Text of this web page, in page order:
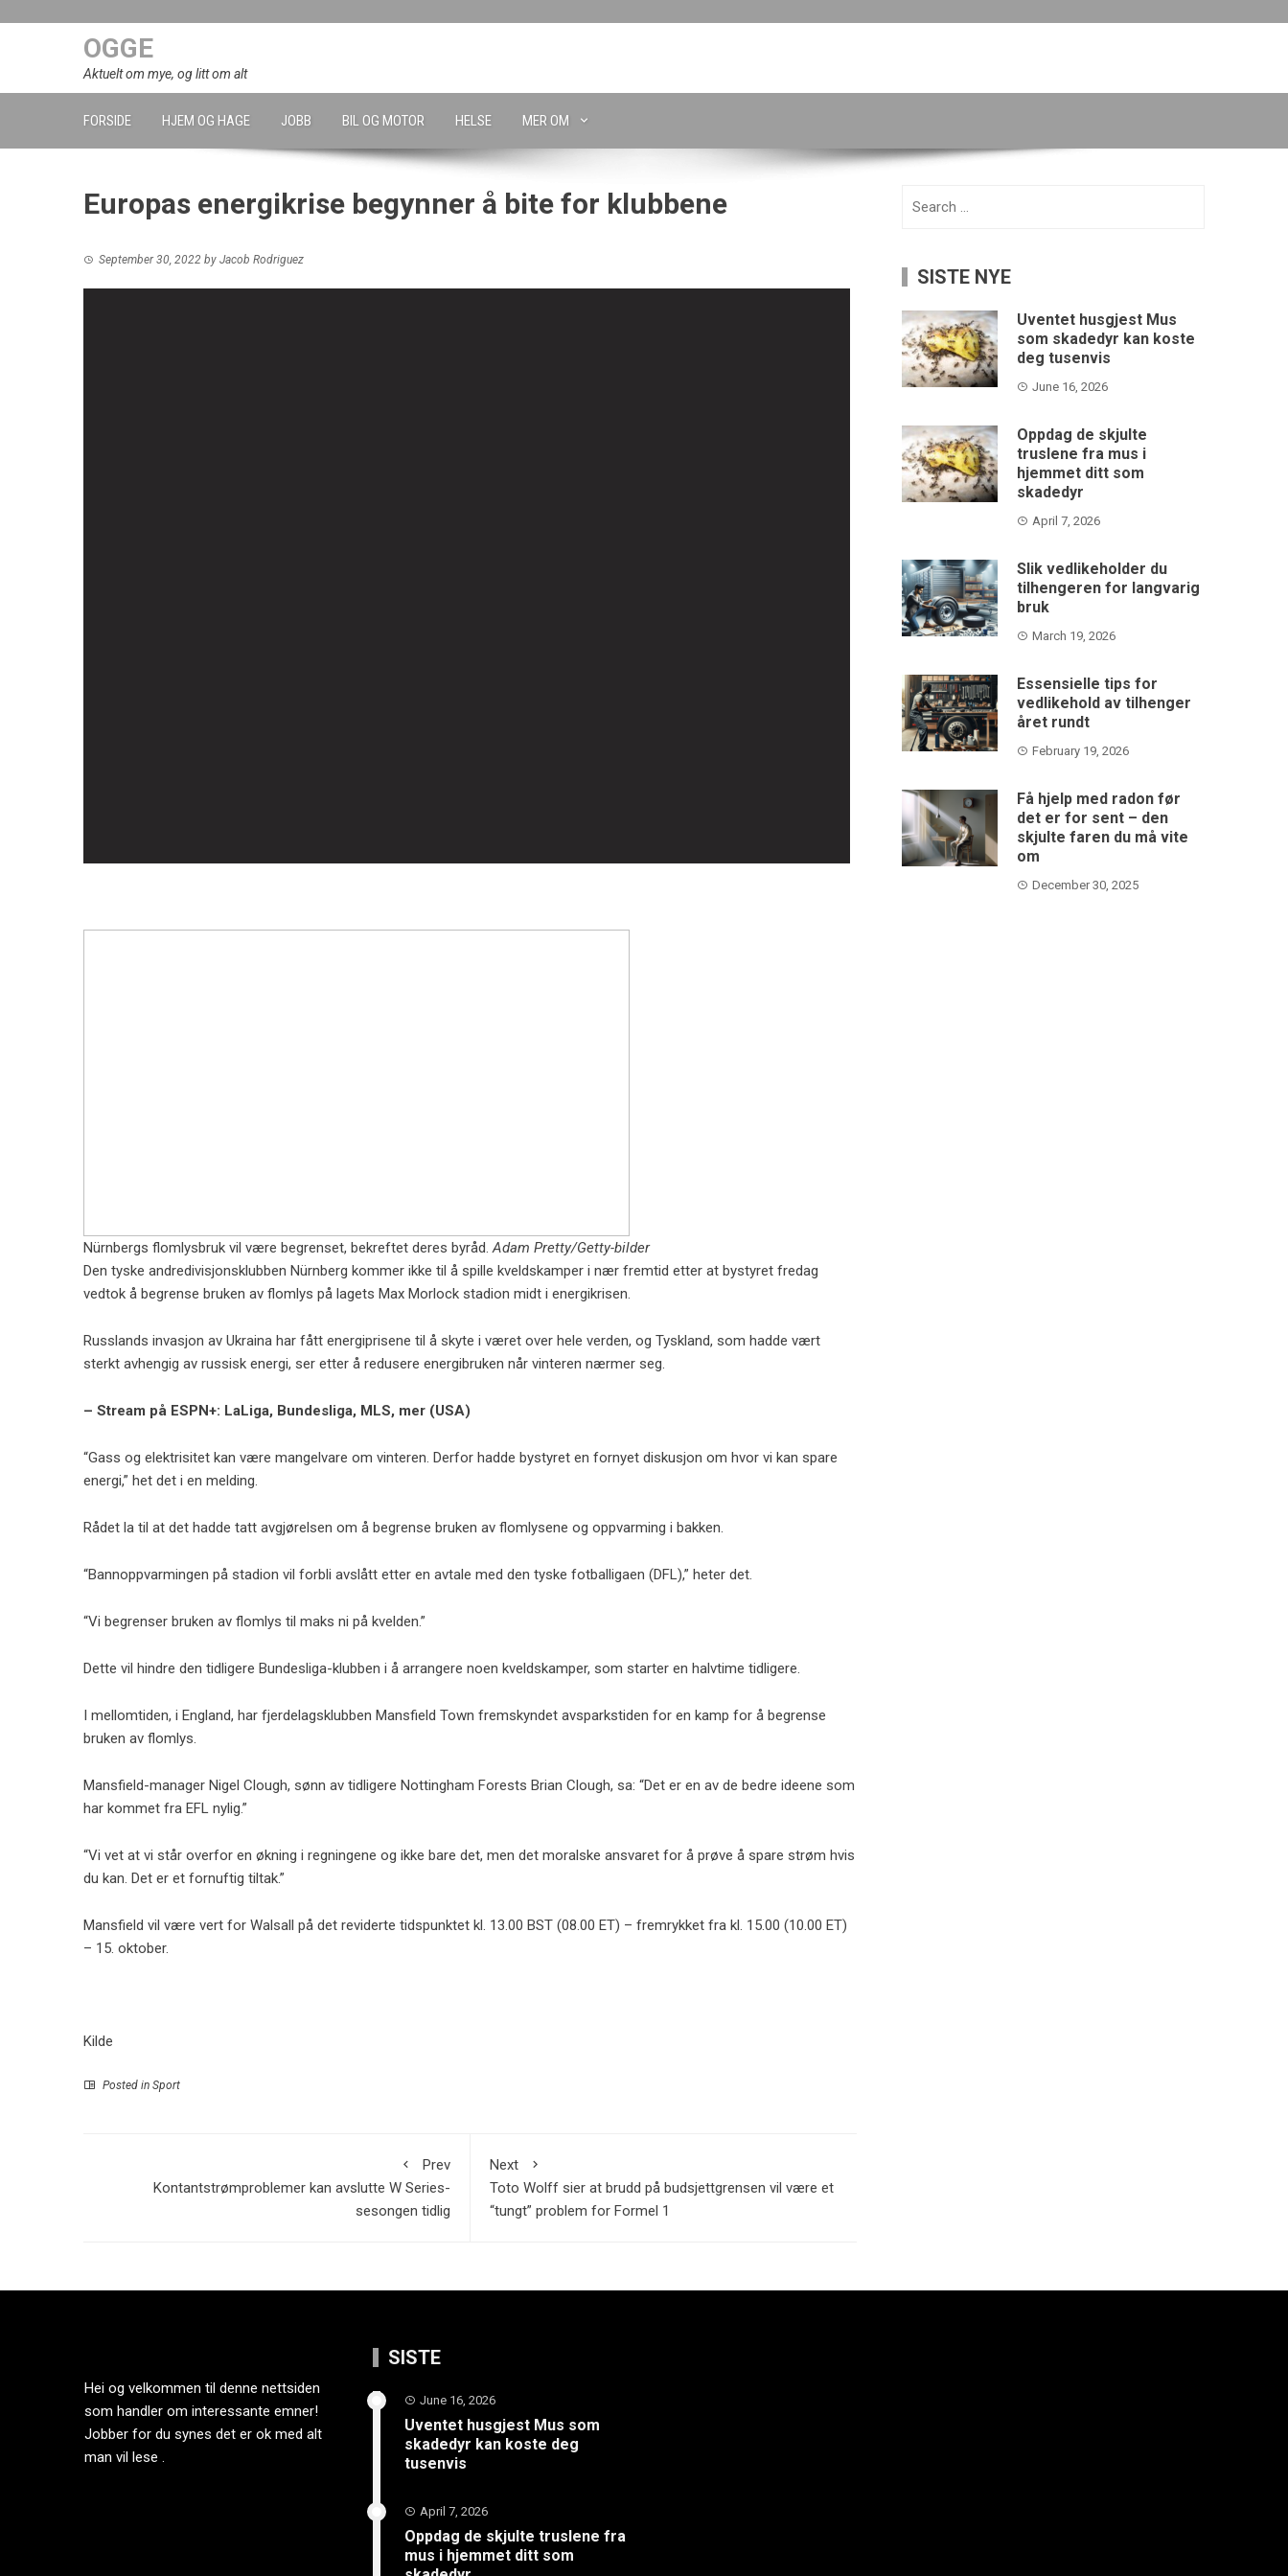
OGGE
Aktuelt om mye, og litt om alt
FORSIDE HJEM OG HAGE JOBB BIL OG MOTOR HELSE MER OM
Europas energikrise begynner å bite for klubbene
September 30, 2022 by Jacob Rodriguez
Nürnbergs flomlysbruk vil være begrenset, bekreftet deres byråd.Adam Pretty/Getty-bilder
Den tyske andredivisjonsklubben Nürnberg kommer ikke til å spille kveldskamper i nær fremtid etter at bystyret fredag ​​
vedtok å begrense bruken av flomlys på lagets Max Morlock stadion midt i energikrisen.
Russlands invasjon av Ukraina har fått energiprisene til å skyte i været over hele verden, og Tyskland, som hadde vært
sterkt avhengig av russisk energi, ser etter å redusere energibruken når vinteren nærmer seg.
– Stream på ESPN+: LaLiga, Bundesliga, MLS, mer (USA)
“Gass og elektrisitet kan være mangelvare om vinteren. Derfor hadde bystyret en fornyet diskusjon om hvor vi kan spare
energi,” het det i en melding.
Rådet la til at det hadde tatt avgjørelsen om å begrense bruken av flomlysene og oppvarming i bakken.
“Bannoppvarmingen på stadion vil forbli avslått etter en avtale med den tyske fotballigaen (DFL),” heter det.
“Vi begrenser bruken av flomlys til maks ni på kvelden.”
Dette vil hindre den tidligere Bundesliga-klubben i å arrangere noen kveldskamper, som starter en halvtime tidligere.
I mellomtiden, i England, har fjerdelagsklubben Mansfield Town fremskyndet avsparkstiden for en kamp for å begrense
bruken av flomlys.
Mansfield-manager Nigel Clough, sønn av tidligere Nottingham Forests Brian Clough, sa: “Det er en av de bedre ideene som
har kommet fra EFL nylig.”
“Vi vet at vi står overfor en økning i regningene og ikke bare det, men det moralske ansvaret for å prøve å spare strøm hvis
du kan. Det er et fornuftig tiltak.”
Mansfield vil være vert for Walsall på det reviderte tidspunktet kl. 13.00 BST (08.00 ET) – fremrykket fra kl. 15.00 (10.00 ET)
– 15. oktober.
Kilde
Posted in Sport
Prev
Kontantstrømproblemer kan avslutte W Series-
sesongen tidlig
Next
Toto Wolff sier at brudd på budsjettgrensen vil være et
“tungt” problem for Formel 1
SISTE NYE
Uventet husgjest Mus
som skadedyr kan koste
deg tusenvis
June 16, 2026
Oppdag de skjulte
truslene fra mus i
hjemmet ditt som
skadedyr
April 7, 2026
Slik vedlikeholder du
tilhengeren for langvarig
bruk
March 19, 2026
Essensielle tips for
vedlikehold av tilhenger
året rundt
February 19, 2026
Få hjelp med radon før
det er for sent – den
skjulte faren du må vite
om
December 30, 2025
Hei og velkommen til denne nettsiden
som handler om interessante emner!
Jobber for du synes det er ok med alt
man vil lese .
SISTE
June 16, 2026
Uventet husgjest Mus som
skadedyr kan koste deg
tusenvis
April 7, 2026
Oppdag de skjulte truslene fra
mus i hjemmet ditt som